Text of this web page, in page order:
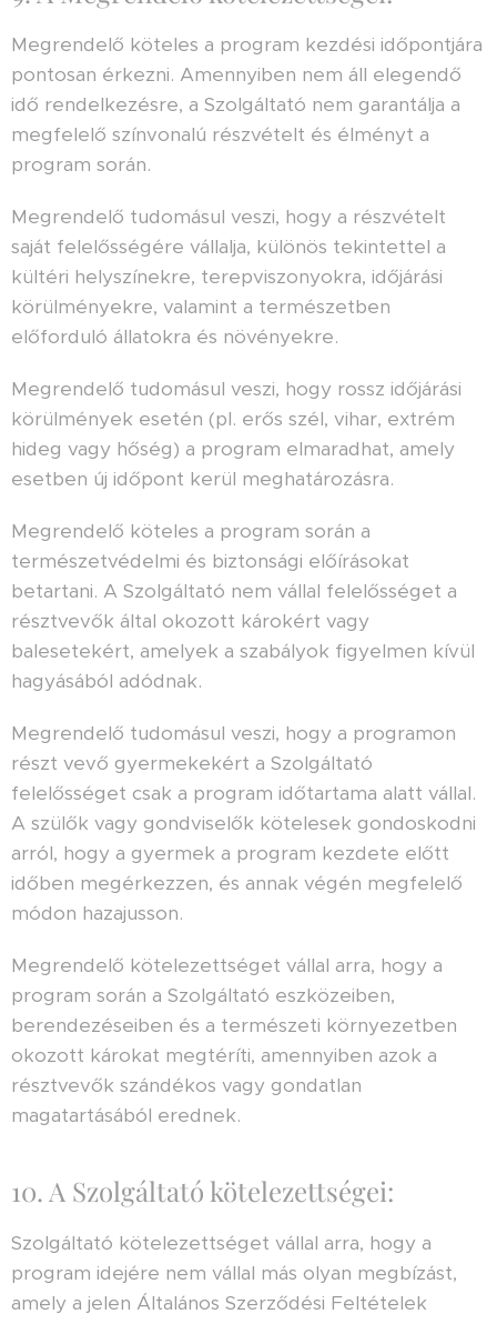
Megrendelő köteles a program kezdési időpontjára
pontosan érkezni. Amennyiben nem áll elegendő
idő rendelkezésre, a Szolgáltató nem garantálja a
megfelelő színvonalú részvételt és élményt a
program során.
Megrendelő tudomásul veszi, hogy a részvételt
saját felelősségére vállalja, különös tekintettel a
kültéri helyszínekre, terepviszonyokra, időjárási
körülményekre, valamint a természetben
előforduló állatokra és növényekre.
Megrendelő tudomásul veszi, hogy rossz időjárási
körülmények esetén (pl. erős szél, vihar, extrém
hideg vagy hőség) a program elmaradhat, amely
esetben új időpont kerül meghatározásra.
Megrendelő köteles a program során a
természetvédelmi és biztonsági előírásokat
betartani. A Szolgáltató nem vállal felelősséget a
résztvevők által okozott károkért vagy
balesetekért, amelyek a szabályok figyelmen kívül
hagyásából adódnak.
Megrendelő tudomásul veszi, hogy a programon
részt vevő gyermekekért a Szolgáltató
felelősséget csak a program időtartama alatt vállal.
A szülők vagy gondviselők kötelesek gondoskodni
arról, hogy a gyermek a program kezdete előtt
időben megérkezzen, és annak végén megfelelő
módon hazajusson.
Megrendelő kötelezettséget vállal arra, hogy a
program során a Szolgáltató eszközeiben,
berendezéseiben és a természeti környezetben
okozott károkat megtéríti, amennyiben azok a
résztvevők szándékos vagy gondatlan
magatartásából erednek.
10. A Szolgáltató kötelezettségei:
Szolgáltató kötelezettséget vállal arra, hogy a
program idejére nem vállal más olyan megbízást,
amely a jelen Általános Szerződési Feltételek